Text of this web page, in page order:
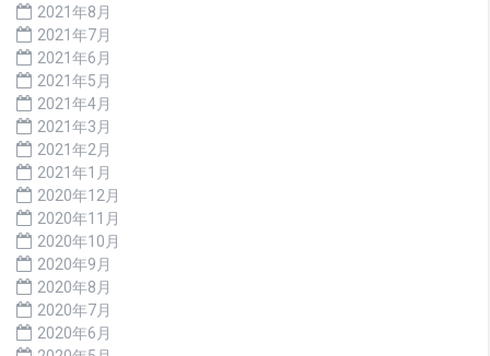
2021年8月
2021年7月
2021年6月
2021年5月
2021年4月
2021年3月
2021年2月
2021年1月
2020年12月
2020年11月
2020年10月
2020年9月
2020年8月
2020年7月
2020年6月